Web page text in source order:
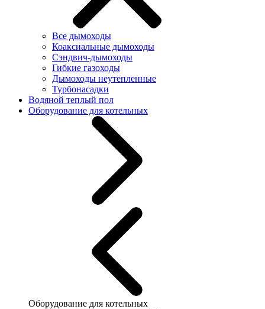
Все дымоходы
Коаксиальные дымоходы
Сэндвич-дымоходы
Гибкие газоходы
Дымоходы неутепленные
Турбонасадки
Водяной теплый пол
Оборудование для котельных
Оборудование для котельных